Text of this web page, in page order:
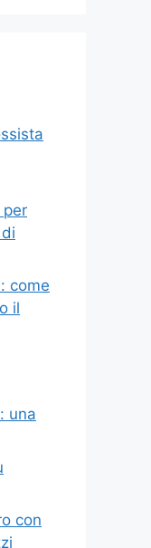
per
come
il
una
con